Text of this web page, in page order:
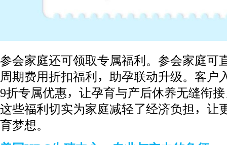
参会家庭还可领取专属福利。参会家庭可
周期费用折扣福利，助孕联动升级。客户
9折专属优惠，让孕育与产后休养无缝衔
这些福利切实为家庭减轻了经济负担，让
育梦想。